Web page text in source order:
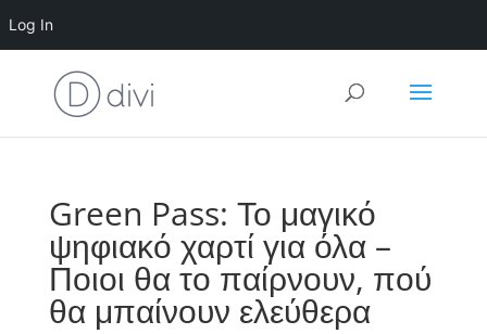
Log In
Green Pass: Το μαγικό
ψηφιακό χαρτί για όλα –
Ποιοι θα το παίρνουν, πού
θα μπαίνουν ελεύθερα